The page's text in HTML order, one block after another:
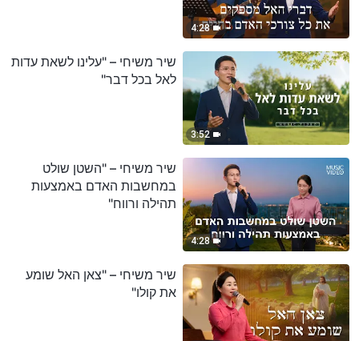
4:28
3:52
שיר משיחי – "עלינו לשאת עדות
לאל בכל דבר"
4:28
שיר משיחי – "השטן שולט
במחשבות האדם באמצעות
תהילה ורווח"
שיר משיחי – "צאן האל שומע
את קולו"